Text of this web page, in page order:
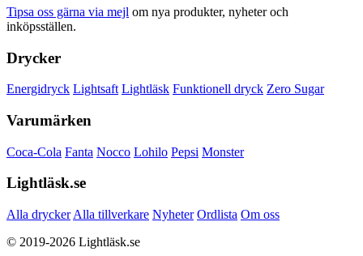
Tipsa oss gärna via mejl om nya produkter, nyheter och
inköpsställen.
Drycker
Energidryck Lightsaft Lightläsk Funktionell dryck Zero Sugar
Varumärken
Coca-Cola Fanta Nocco Lohilo Pepsi Monster
Lightläsk.se
Alla drycker Alla tillverkare Nyheter Ordlista Om oss
© 2019-2026 Lightläsk.se